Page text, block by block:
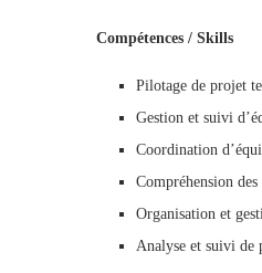
Compétences / Skills
Pilotage de projet
Gestion et suivi
Coordination
Compréhension
Organisation et
Analyse et suivi de